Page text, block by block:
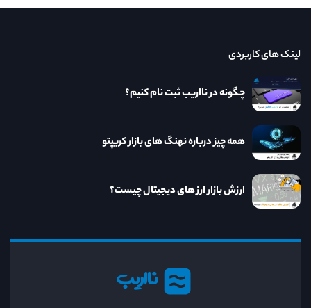
نااریب
لینک های کاربردی
چگونه در نااریب ثبت نام کنیم؟
همه چیز درباره نهنگ های بازار کریپتو
ارزش بازار ارز های دیجیتال چیست؟